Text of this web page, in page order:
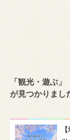
「観光・遊ぶ
が見つかりまし